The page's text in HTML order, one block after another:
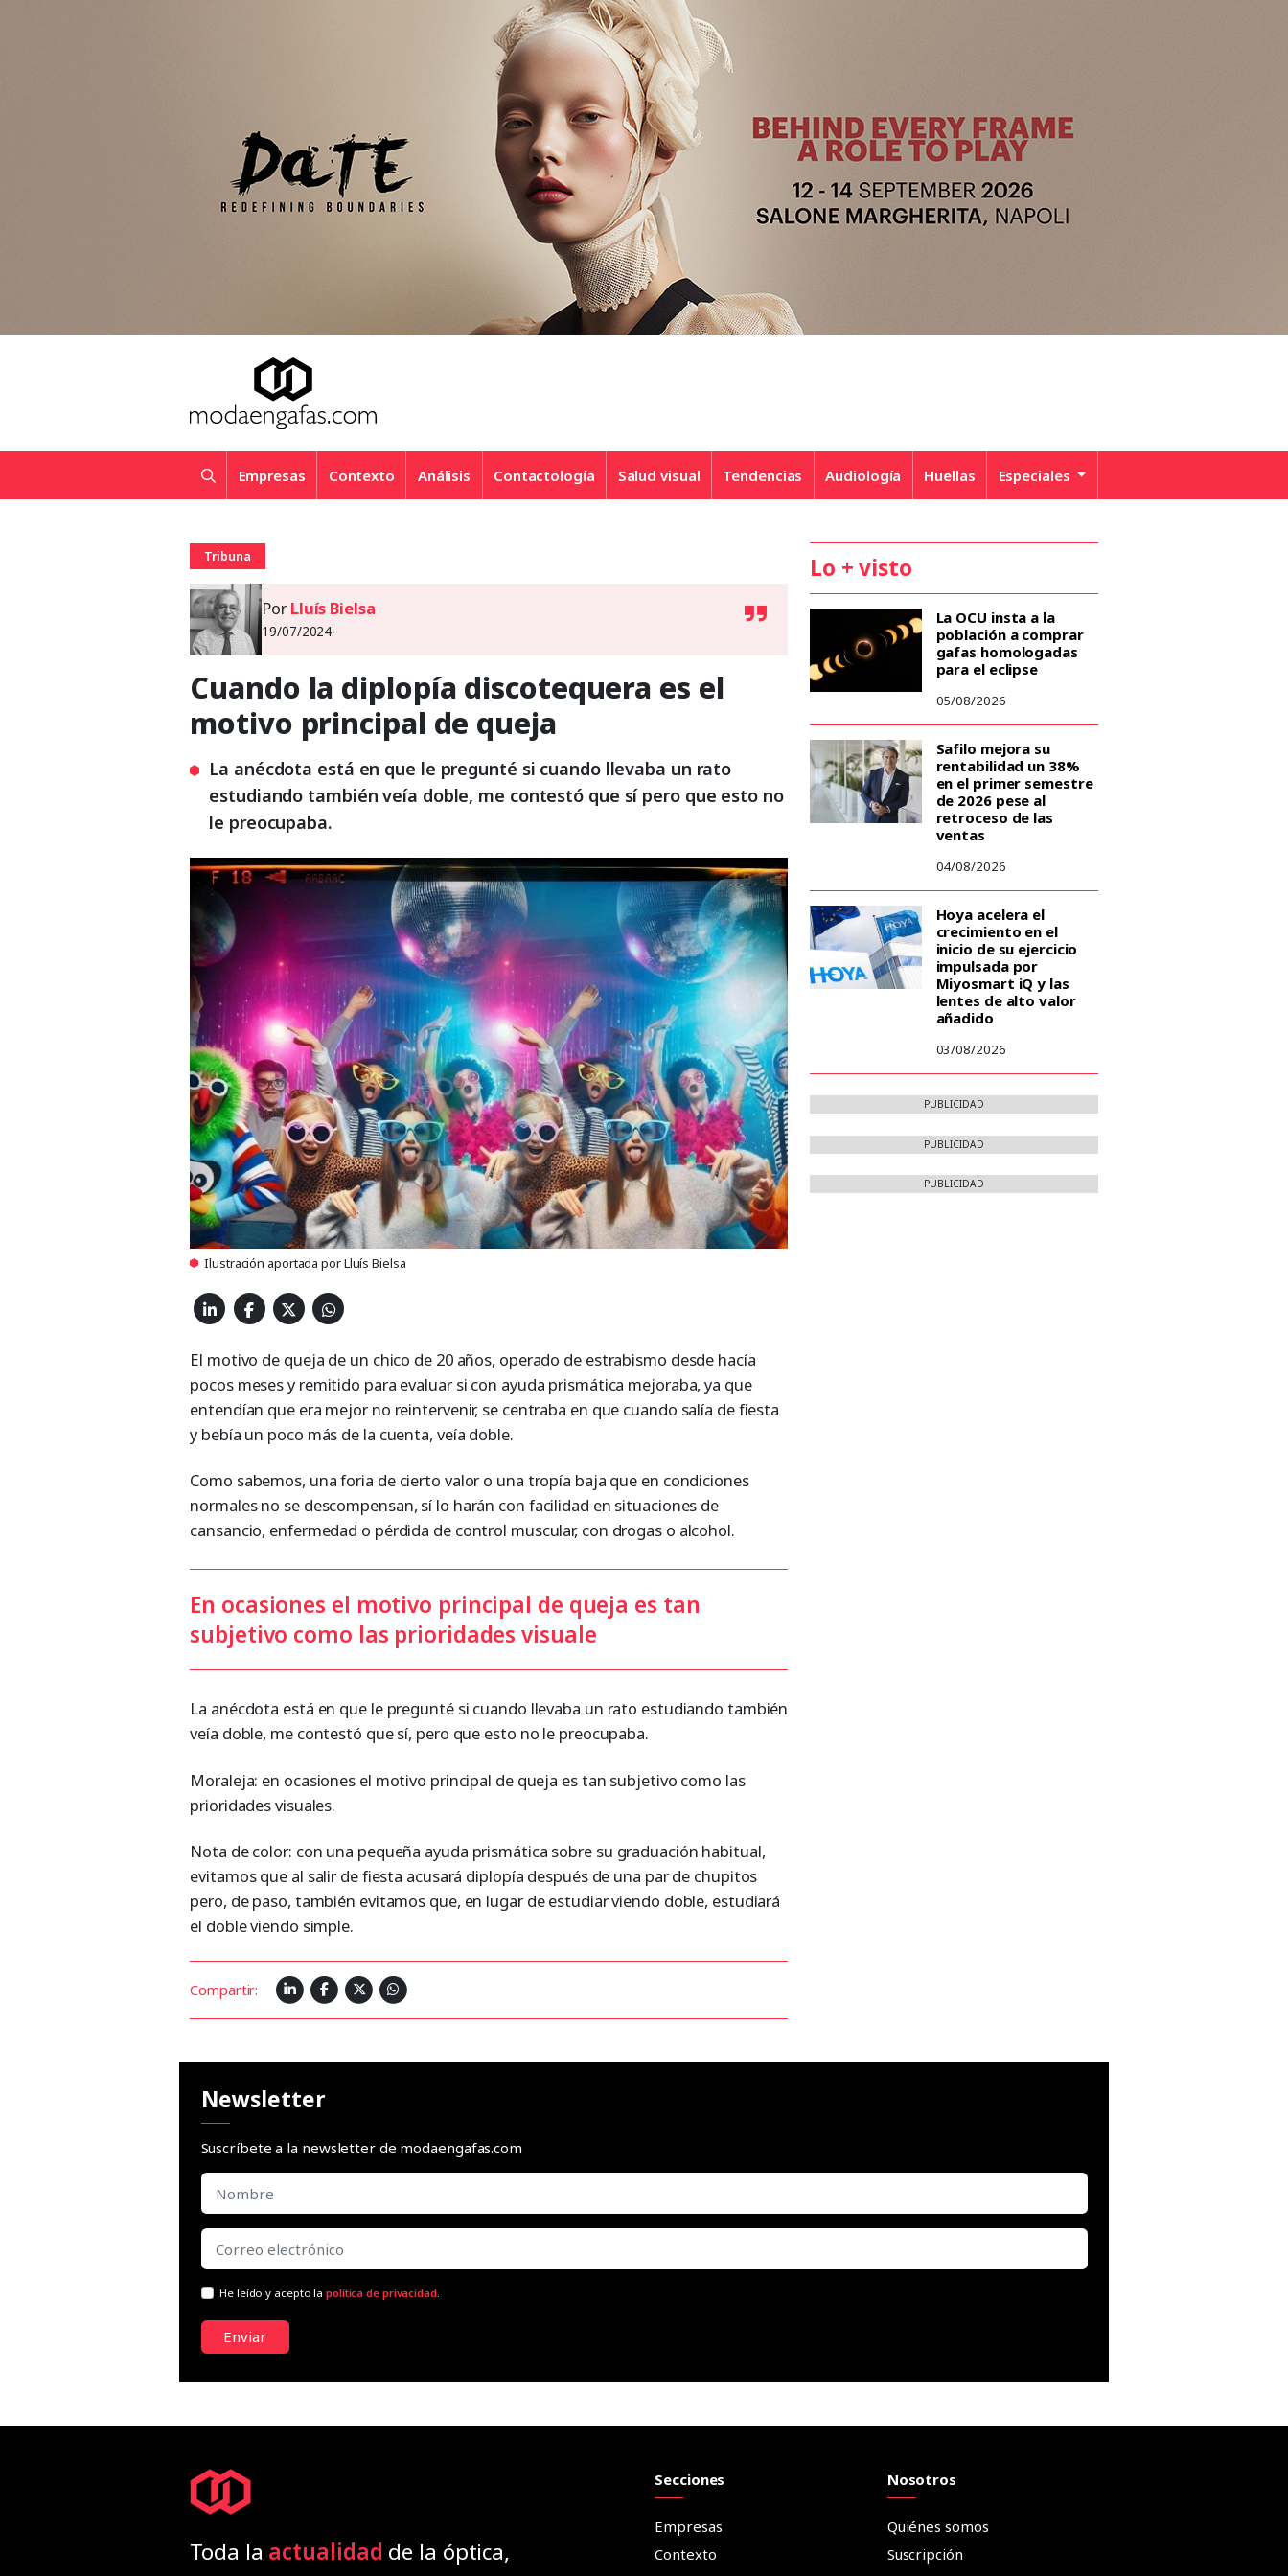
Empresas Contexto Análisis Contactología Salud visual Tendencias Audiología Huellas Especiales
Tribuna
PorLluís Bielsa
19/07/2024
Cuando la diplopía discotequera es el
motivo principal de queja
La anécdota está en que le pregunté si cuando llevaba un rato
estudiando también veía doble, me contestó que sí pero que esto no
le preocupaba.
Ilustración aportada por Lluís Bielsa
El motivo de queja de un chico de 20 años, operado de estrabismo desde hacía
pocos meses y remitido para evaluar si con ayuda prismática mejoraba, ya que
entendían que era mejor no reintervenir, se centraba en que cuando salía de fiesta
y bebía un poco más de la cuenta, veía doble.
Como sabemos, una foria de cierto valor o una tropía baja que en condiciones
normales no se descompensan, sí lo harán con facilidad en situaciones de
cansancio, enfermedad o pérdida de control muscular, con drogas o alcohol.
En ocasiones el motivo principal de queja es tan
subjetivo como las prioridades visuale
La anécdota está en que le pregunté si cuando llevaba un rato estudiando también
veía doble, me contestó que sí, pero que esto no le preocupaba.
Moraleja: en ocasiones el motivo principal de queja es tan subjetivo como las
prioridades visuales.
Nota de color: con una pequeña ayuda prismática sobre su graduación habitual,
evitamos que al salir de fiesta acusará diplopía después de una par de chupitos
pero, de paso, también evitamos que, en lugar de estudiar viendo doble, estudiará
el doble viendo simple.
Compartir:
Lo + visto
La OCU insta a la
población a comprar
gafas homologadas
para el eclipse
05/08/2026
Safilo mejora su
rentabilidad un 38%
en el primer semestre
de 2026 pese al
retroceso de las
ventas
04/08/2026
Hoya acelera el
crecimiento en el
inicio de su ejercicio
impulsada por
Miyosmart iQ y las
lentes de alto valor
añadido
03/08/2026
PUBLICIDAD
PUBLICIDAD
PUBLICIDAD
Newsletter
Suscríbete a la newsletter de modaengafas.com
He leído y acepto lapolítica de privacidad.
Enviar
Toda la actualidad de la óptica,
Secciones
Empresas
Contexto
Nosotros
Quiénes somos
Suscripción